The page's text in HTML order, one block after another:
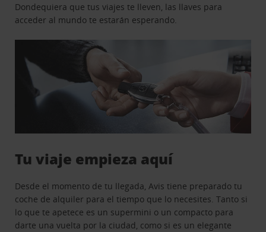
Dondequiera que tus viajes te lleven, las llaves para
acceder al mundo te estarán esperando.
Tu viaje empieza aquí
Desde el momento de tu llegada, Avis tiene preparado tu
coche de alquiler para el tiempo que lo necesites. Tanto si
lo que te apetece es un supermini o un compacto para
darte una vuelta por la ciudad, como si es un elegante